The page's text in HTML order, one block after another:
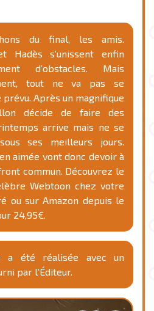
du final, les amis.
Hadès s’unissent enfin
d’obstacles. Mais
tout ne va pas se
Après un magnifique
décide de faire des
arrive mais ne se
ses meilleurs jours.
aimée vont donc devoir à
commun. Découvrez le
Webtoon chez votre
ou sur Amazon depuis le
24,95€.
a été réalisée avec un
par l’Éditeur.